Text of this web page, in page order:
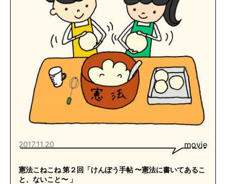
2017.11.20 movie
憲法こねこね 第２回「けんぽう手帖 〜憲法に書いてあるこ
と、ないこと〜 」